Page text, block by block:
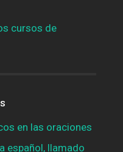
cursos de
en las oraciones
español, llamado